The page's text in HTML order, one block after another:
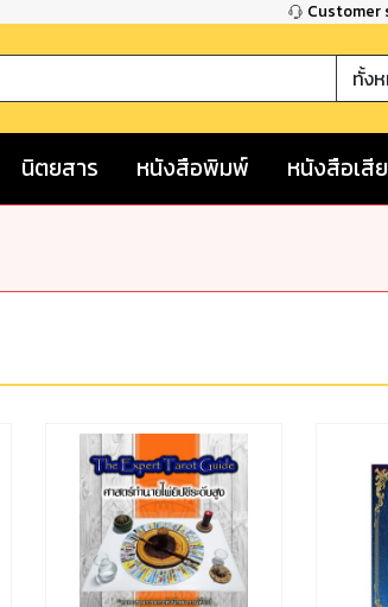
Customer
ทั้ง
นิตยสาร หนังสือพิมพ์ หนังสือเสี